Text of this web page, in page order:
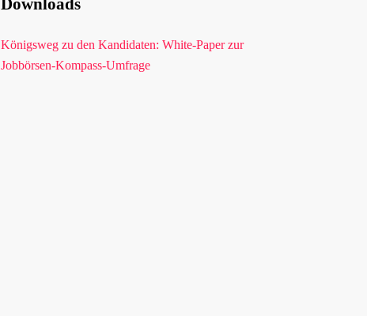
Downloads
Königsweg zu den Kandidaten: White-Paper zur
Jobbörsen-Kompass-Umfrage